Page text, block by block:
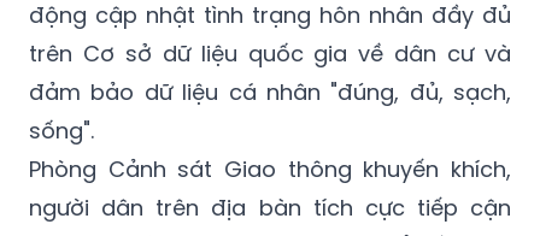
quy định tại khoản 2 Điều 25 Luật Hôn nhân
và gia đình năm 2014. Công dân cần chủ
động cập nhật tình trạng hôn nhân đầy đủ
trên Cơ sở dữ liệu quốc gia về dân cư và
đảm bảo dữ liệu cá nhân "đúng, đủ, sạch,
sống".